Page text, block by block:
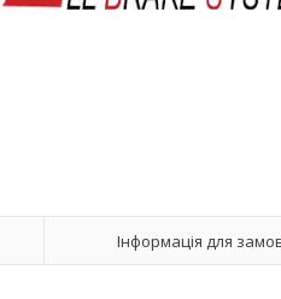
Інформація для